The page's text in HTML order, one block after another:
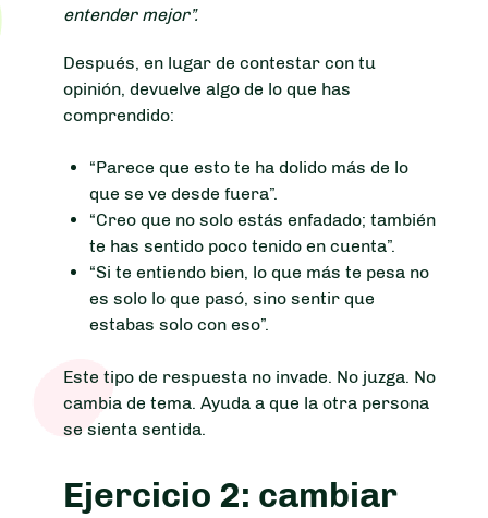
entender mejor”.
Después, en lugar de contestar con tu
opinión, devuelve algo de lo que has
comprendido:
“Parece que esto te ha dolido más de lo
que se ve desde fuera”.
“Creo que no solo estás enfadado; también
te has sentido poco tenido en cuenta”.
“Si te entiendo bien, lo que más te pesa no
es solo lo que pasó, sino sentir que
estabas solo con eso”.
Este tipo de respuesta no invade. No juzga. No
cambia de tema. Ayuda a que la otra persona
se sienta sentida.
Ejercicio 2: cambiar